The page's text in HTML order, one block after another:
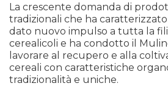
La crescente domanda di
tradizionali che ha
dato nuovo impulso a tutta la
cerealicoli e ha condotto il
lavorare al recupero e alla
cereali con caratteristiche
tradizionalità e uniche.